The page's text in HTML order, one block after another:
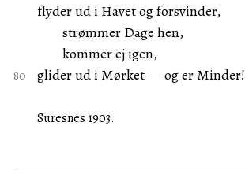
flyder ud i Havet og forsvinder,
strømmer Dage hen,
kommer ej igen,
glider ud i Mørket — og er Minder!
Suresnes 1903.